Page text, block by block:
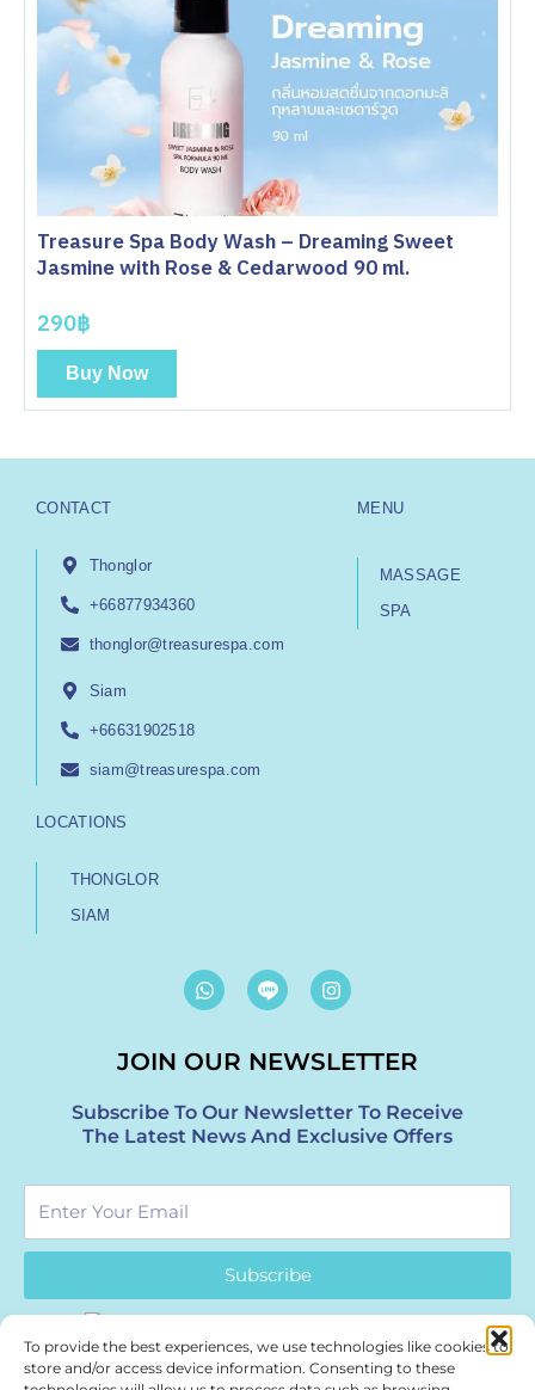
To provide the best experiences, we use technologies like cookies to
store and/or access device information. Consenting to these
Treasure Spa Body Wash – Dreaming Sweet
Jasmine with Rose & Cedarwood 90 ml.
290฿
Buy Now
CONTACT
Thonglor
+66877934360
thonglor@treasurespa.com
Siam
+66631902518
siam@treasurespa.com
MENU
MASSAGE
SPA
LOCATIONS
THONGLOR
SIAM
W
h
s
p
p
I
n
a
r
a
m
JOIN OUR NEWSLETTER
Subscribe To Our Newsletter To Receive
The Latest News And Exclusive Offers
Your
Email
Subscribe